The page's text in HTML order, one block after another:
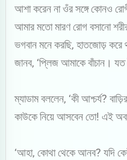
আশা করেন না ওঁর সঙ্গে কোনও
আমার মতো মারণ রোগ বসানো
ভগবান মনে করছি, হাতজোড় করে
জানব, ‘প্লিজ আমাকে বাঁচান। যত
ম্যাডাম বললেন, ‘কী আশ্চর্য?
কাউকে নিয়ে আসবেন তো! এই
‘আহা, কোথা থেকে আনব? যদি